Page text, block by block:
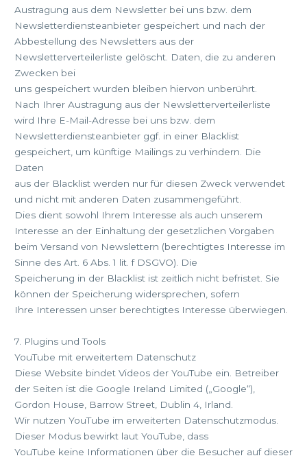
Austragung aus dem Newsletter bei uns bzw. dem
Newsletterdiensteanbieter gespeichert und nach der
Abbestellung des Newsletters aus der
Newsletterverteilerliste gelöscht. Daten, die zu anderen
Zwecken bei
uns gespeichert wurden bleiben hiervon unberührt.
Nach Ihrer Austragung aus der Newsletterverteilerliste
wird Ihre E-Mail-Adresse bei uns bzw. dem
Newsletterdiensteanbieter ggf. in einer Blacklist
gespeichert, um künftige Mailings zu verhindern. Die
Daten
aus der Blacklist werden nur für diesen Zweck verwendet
und nicht mit anderen Daten zusammengeführt.
Dies dient sowohl Ihrem Interesse als auch unserem
Interesse an der Einhaltung der gesetzlichen Vorgaben
beim Versand von Newslettern (berechtigtes Interesse im
Sinne des Art. 6 Abs. 1 lit. f DSGVO). Die
Speicherung in der Blacklist ist zeitlich nicht befristet. Sie
können der Speicherung widersprechen, sofern
Ihre Interessen unser berechtigtes Interesse überwiegen.
7. Plugins und Tools
YouTube mit erweitertem Datenschutz
Diese Website bindet Videos der YouTube ein. Betreiber
der Seiten ist die Google Ireland Limited („Google“),
Gordon House, Barrow Street, Dublin 4, Irland.
Wir nutzen YouTube im erweiterten Datenschutzmodus.
Dieser Modus bewirkt laut YouTube, dass
YouTube keine Informationen über die Besucher auf dieser